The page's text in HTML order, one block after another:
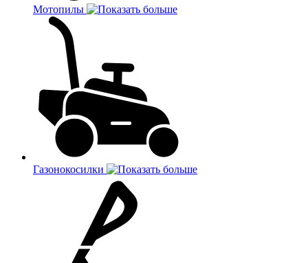
Мотопилы
Газонокосилки